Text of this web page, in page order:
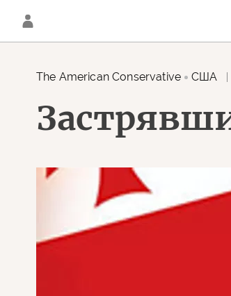
The American Conservative США